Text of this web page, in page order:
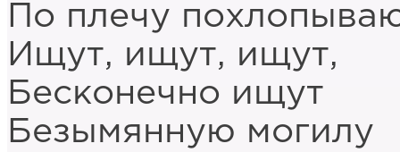
По плечу
Ищут, ищут, ищут,
Бесконечно ищут
Безымянную могилу